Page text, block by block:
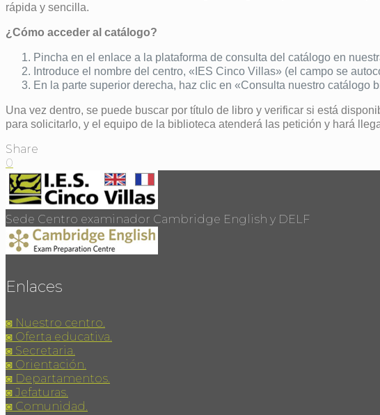
rápida y sencilla.
¿Cómo acceder al catálogo?
Pincha en el enlace a la plataforma de consulta del catálogo en
Introduce el nombre del centro, «IES Cinco Villas» (el campo se
En la parte superior derecha, haz clic en «Consulta nuestro catálogo
Una vez dentro, se puede buscar por título de libro y verificar si está
para solicitarlo, y el equipo de la biblioteca atenderá las petición y hará
Share
0
Sede Centro examinador Cambridge English y DELF
Enlaces
◙ Nuestro centro.
◙ Oferta educativa.
◙ Secretaria.
◙ Orientación.
◙ Departamentos.
◙ Jefaturas.
◙ Comunidad.